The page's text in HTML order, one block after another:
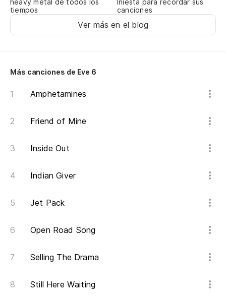
heavy metal de todos los
tiempos
Iniesta para recordar sus
canciones
Ver más en el blog
Más canciones de Eve 6
Amphetamines
Friend of Mine
Inside Out
Indian Giver
Jet Pack
Open Road Song
Selling The Drama
Still Here Waiting